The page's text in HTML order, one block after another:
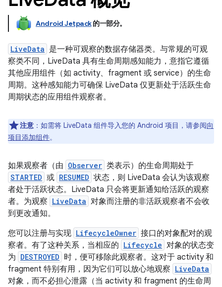
Android Jetpack的一部分。
LiveData 是一种可观察的数据存储器类。与常规的可观
察类不同，LiveData 具有生命周期感知能力，意指它遵循
其他应用组件（如 activity、fragment 或 service）的生命
周期。这种感知能力可确保 LiveData 仅更新处于活跃生命
周期状态的应用组件观察者。
注意 ：如需将 LiveData 组件导入您的 Android 项目，请参阅向
项目添加组件。
如果观察者（由 Observer 类表示）的生命周期处于
STARTED 或 RESUMED 状态，则 LiveData 会认为该观察
者处于活跃状态。LiveData 只会将更新通知给活跃的观察
者。为观察 LiveData 对象而注册的非活跃观察者不会收
到更改通知。
您可以注册与实现 LifecycleOwner 接口的对象配对的观
察者。有了这种关系，当相应的 Lifecycle 对象的状态变
为 DESTROYED 时，便可移除此观察者。这对于 activity 和
fragment 特别有用，因为它们可以放心地观察 LiveData
对象，而不必担心泄露（当 activity 和 fragment 的生命周